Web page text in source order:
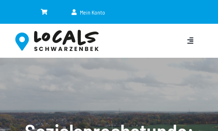
springen
Mein Konto
Toggle